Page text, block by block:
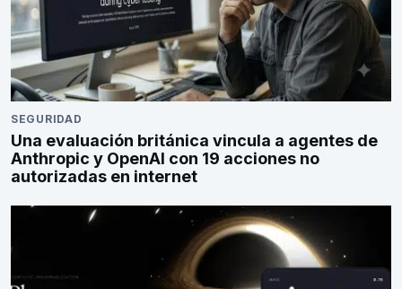
SEGURIDAD
Una evaluación británica vincula a agentes de
Anthropic y OpenAI con 19 acciones no
autorizadas en internet